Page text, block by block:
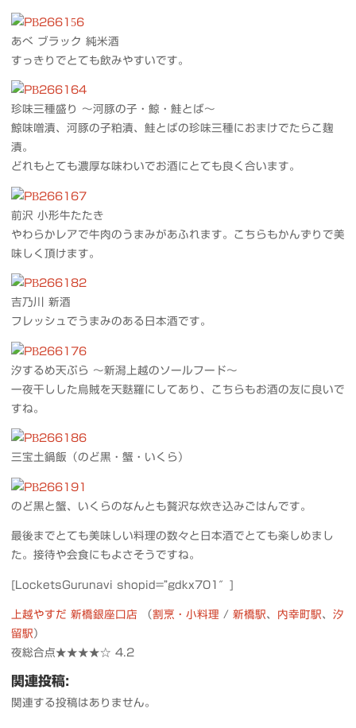
あべ ブラック 純米酒
すっきりでとても飲みやすいです。
珍味三種盛り 〜河豚の子・鯨・鮭とば〜
鯨味噌漬、河豚の子粕漬、鮭とばの珍味三種におまけでたらこ麹
漬。
どれもとても濃厚な味わいでお酒にとても良く合います。
前沢 小形牛たたき
やわらかレアで牛肉のうまみがあふれます。こちらもかんずりで美
味しく頂けます。
吉乃川 新酒
フレッシュでうまみのある日本酒です。
汐するめ天ぷら 〜新潟上越のソールフード〜
一夜干しした烏賊を天麩羅にしてあり、こちらもお酒の友に良いで
すね。
三宝土鍋飯（のど黒・蟹・いくら）
のど黒と蟹、いくらのなんとも贅沢な炊き込みごはんです。
最後までとても美味しい料理の数々と日本酒でとても楽しめまし
た。接待や会食にもよさそうですね。
[LocketsGurunavi shopid=”gdkx701″]
上越やすだ 新橋銀座口店 （割烹・小料理 / 新橋駅、 内幸町駅、 汐
留駅 ）
夜総合点★★★★☆ 4.2
関連投稿:
関連する投稿はありません。